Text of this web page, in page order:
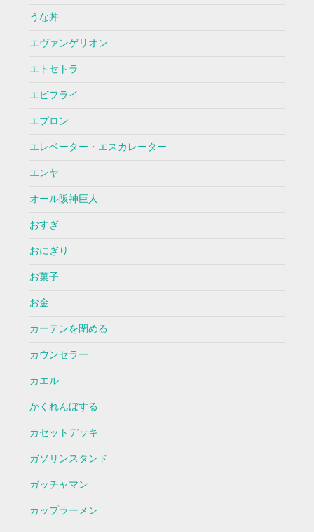
うな丼
エヴァンゲリオン
エトセトラ
エビフライ
エプロン
エレベーター・エスカレーター
エンヤ
オール阪神巨人
おすぎ
おにぎり
お菓子
お金
カーテンを閉める
カウンセラー
カエル
かくれんぼする
カセットデッキ
ガソリンスタンド
ガッチャマン
カップラーメン